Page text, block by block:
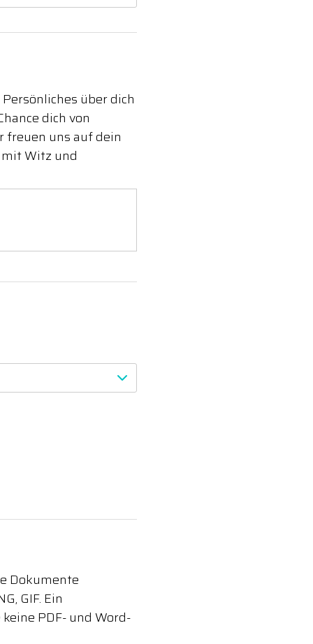
über dich
dich von
freuen uns auf dein
Witz und
Dokumente
GIF. Ein
PDF- und Word-